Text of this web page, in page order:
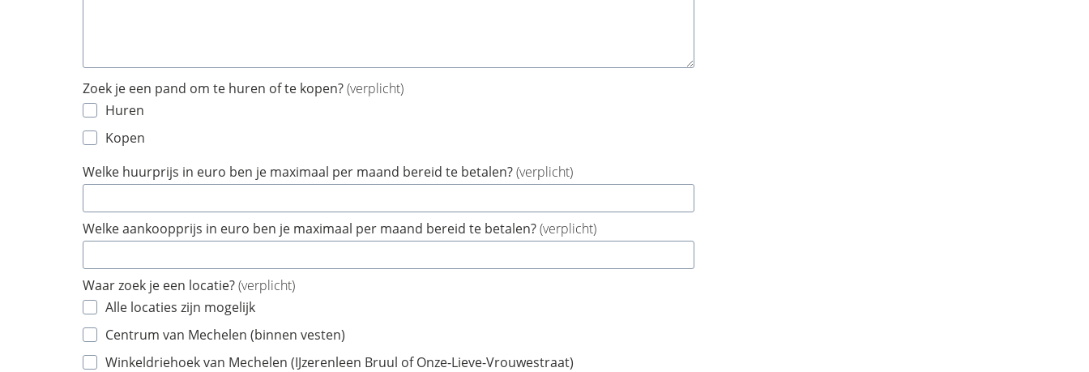
Zoek je een pand om te huren of te kopen?(verplicht)
Huren
Kopen
Welke huurprijs in euro ben je maximaal per maand bereid te betalen?(verplicht)
Welke aankoopprijs in euro ben je maximaal per maand bereid te betalen?(verplicht)
Waar zoek je een locatie?(verplicht)
Alle locaties zijn mogelijk
Centrum van Mechelen (binnen vesten)
Winkeldriehoek van Mechelen (IJzerenleen Bruul of Onze-Lieve-Vrouwestraat)